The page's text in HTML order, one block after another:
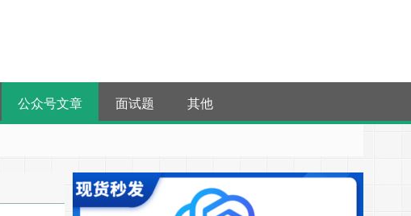
公众号文章 面试题 其他